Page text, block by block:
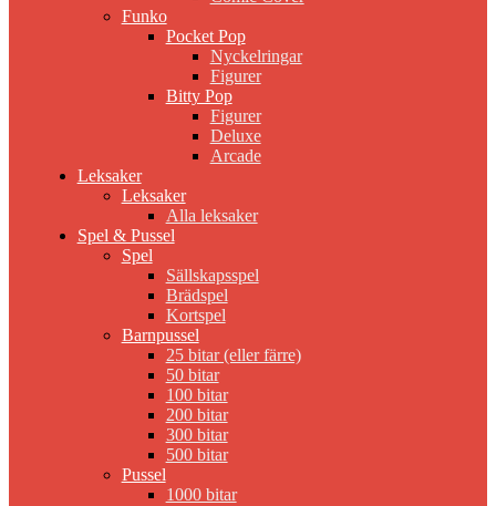
Funko
Pocket Pop
Nyckelringar
Figurer
Bitty Pop
Figurer
Deluxe
Arcade
Leksaker
Leksaker
Alla leksaker
Spel & Pussel
Spel
Sällskapsspel
Brädspel
Kortspel
Barnpussel
25 bitar (eller färre)
50 bitar
100 bitar
200 bitar
300 bitar
500 bitar
Pussel
1000 bitar